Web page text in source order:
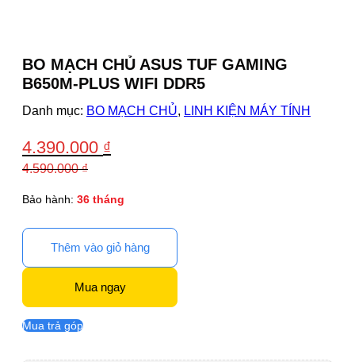
BO MẠCH CHỦ ASUS TUF GAMING
B650M-PLUS WIFI DDR5
Danh mục: BO MẠCH CHỦ, LINH KIỆN MÁY TÍNH
4.590.000₫
gốc
4.390.000 ₫
hiện
4.390.000 ₫.
Bảo hành: 36 tháng
Thêm vào giỏ hàng
Mua ngay
Mua trả góp